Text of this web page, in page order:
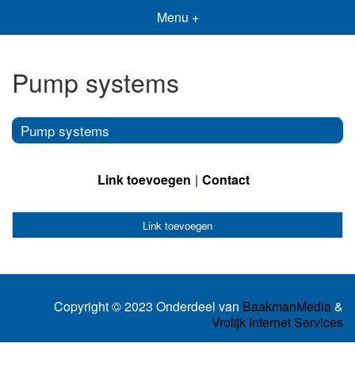
Menu +
Pump systems
Pump systems
Link toevoegen Contact
Link toevoegen
Copyright © 2023 Onderdeel van BaakmanMedia&
Vrolijk Internet Services